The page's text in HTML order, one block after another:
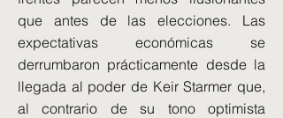
que antes de las elecciones. Las
expectativas económicas se
derrumbaron prácticamente desde la
llegada al poder de Keir Starmer que,
al contrario de su tono optimista